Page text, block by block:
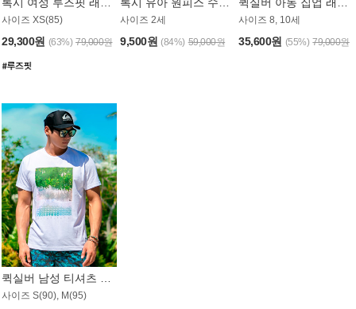
사이즈 XS(85)
29,300원 (63%) 79,000원
사이즈 2세
9,500원 (84%) 59,000원
사이즈 8, 10세
35,600원 (55%) 79,000원
퀵실버 남성 티셔츠 MST357WQS
사이즈 S(90), M(95)